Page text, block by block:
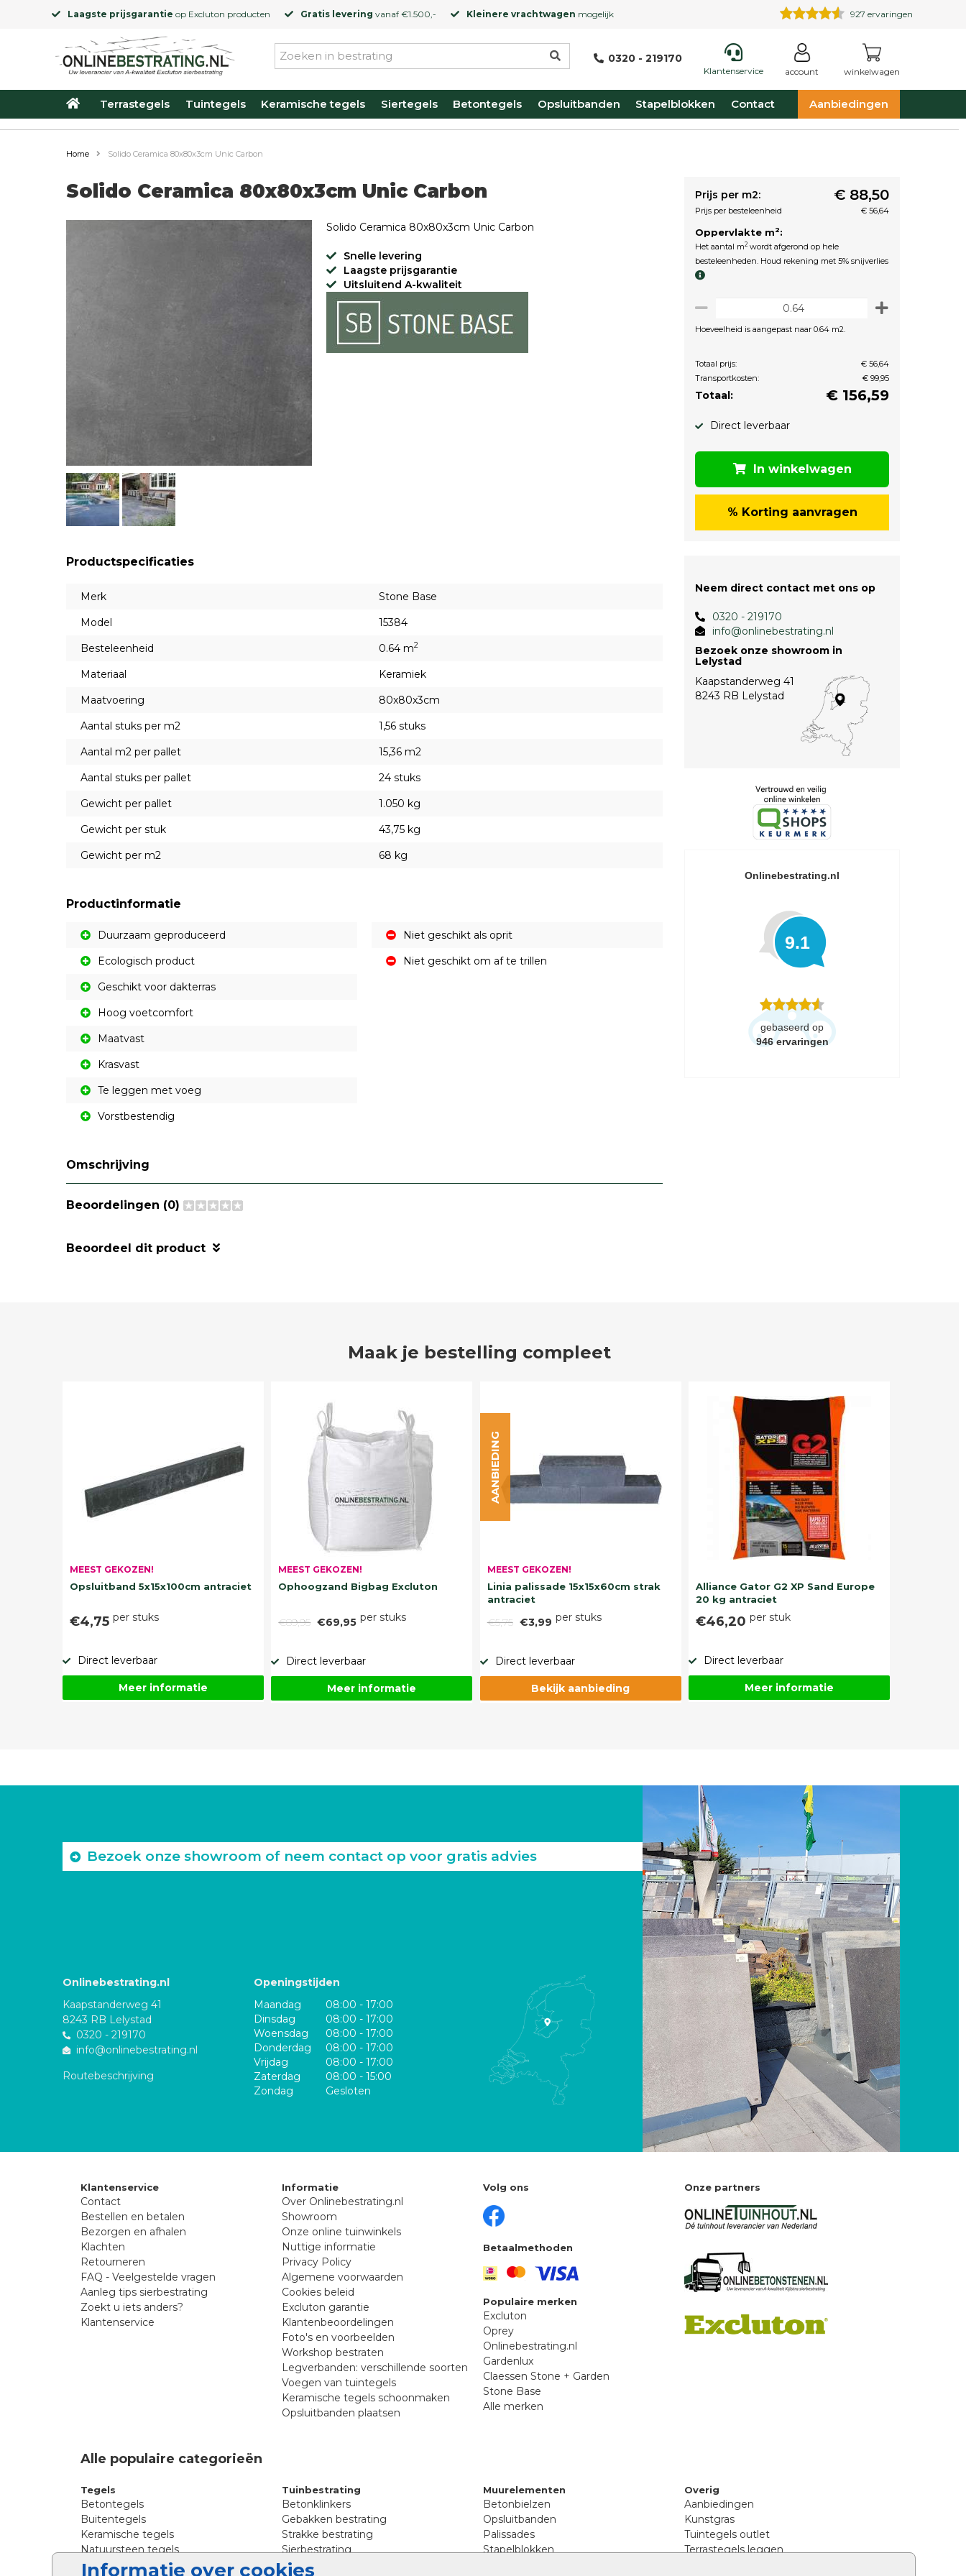
Laagste prijsgarantie op Excluton producten Gratis levering vanaf €1.500,- Kleinere vrachtwagen mogelijk 927 ervaringen
0320 - 219170
Klantenservice account winkelwagen
Terrastegels Tuintegels Keramische tegels Siertegels Betontegels Opsluitbanden Stapelblokken Contact Aanbiedingen
Informatie over cookies
Home Solido Ceramica 80x80x3cm Unic Carbon
Solido Ceramica 80x80x3cm Unic Carbon
Solido Ceramica 80x80x3cm Unic Carbon
Snelle levering
Laagste prijsgarantie
Uitsluitend A-kwaliteit
Productspecificaties
Merk
Stone Base
Model
15384
Besteleenheid
0.64 m2
Materiaal
Keramiek
Maatvoering
80x80x3cm
Aantal stuks per m2
1,56 stuks
Aantal m2 per pallet
15,36 m2
Aantal stuks per pallet
24 stuks
Gewicht per pallet
1.050 kg
Gewicht per stuk
43,75 kg
Gewicht per m2
68 kg
Productinformatie
Duurzaam geproduceerd
Ecologisch product
Geschikt voor dakterras
Hoog voetcomfort
Maatvast
Krasvast
Te leggen met voeg
Vorstbestendig
Niet geschikt als oprit
Niet geschikt om af te trillen
Omschrijving
Beoordelingen (0)
Beoordeel dit product
Prijs per m2: € 88,50
Prijs per besteleenheid € 56,64
Oppervlakte m2:
Het aantal m2 wordt afgerond op hele
besteleenheden. Houd rekening met 5% snijverlies
Hoeveelheid is aangepast naar 0.64 m2.
Totaal prijs:
€ 56,64
Transportkosten:
€ 99,95
Totaal: € 156,59
Direct leverbaar
In winkelwagen
% Korting aanvragen
Neem direct contact met ons op
0320 - 219170
info@onlinebestrating.nl
Bezoek onze showroom in
Lelystad
Kaapstanderweg 41
8243 RB Lelystad
Onlinebestrating.nl
9.1
gebaseerd op
946 ervaringen
Maak je bestelling compleet
MEEST GEKOZEN!
Opsluitband 5x15x100cm antraciet
€4,75 per stuks
Direct leverbaar
Meer informatie
MEEST GEKOZEN!
Ophoogzand Bigbag Excluton
€89,95 €69,95 per stuks
Direct leverbaar
Meer informatie
MEEST GEKOZEN!
Linia palissade 15x15x60cm strak
antraciet
€5,75 €3,99 per stuks
AANBIEDING
Direct leverbaar
Bekijk aanbieding
Alliance Gator G2 XP Sand Europe
20 kg antraciet
€46,20 per stuk
Direct leverbaar
Meer informatie
Bezoek onze showroom of neem contact op voor gratis advies
Onlinebestrating.nl
Kaapstanderweg 41
8243 RB Lelystad
0320 - 219170
info@onlinebestrating.nl
Routebeschrijving
Openingstijden
Maandag
08:00 - 17:00
Dinsdag
08:00 - 17:00
Woensdag
08:00 - 17:00
Donderdag
08:00 - 17:00
Vrijdag
08:00 - 17:00
Zaterdag
08:00 - 15:00
Zondag
Gesloten
Klantenservice
Contact
Bestellen en betalen
Bezorgen en afhalen
Klachten
Retourneren
FAQ - Veelgestelde vragen
Aanleg tips sierbestrating
Zoekt u iets anders?
Klantenservice
Informatie
Over Onlinebestrating.nl
Showroom
Onze online tuinwinkels
Nuttige informatie
Privacy Policy
Algemene voorwaarden
Cookies beleid
Excluton garantie
Klantenbeoordelingen
Foto's en voorbeelden
Workshop bestraten
Legverbanden: verschillende soorten
Voegen van tuintegels
Keramische tegels schoonmaken
Opsluitbanden plaatsen
Volg ons
Betaalmethoden
Populaire merken
Excluton
Oprey
Onlinebestrating.nl
Gardenlux
Claessen Stone + Garden
Stone Base
Alle merken
Onze partners
Alle populaire categorieën
Tegels
Betontegels
Buitentegels
Keramische tegels
Natuursteen tegels
Siertegels
Tuinbestrating
Betonklinkers
Gebakken bestrating
Strakke bestrating
Sierbestrating
Straatklinkers
Muurelementen
Betonbielzen
Opsluitbanden
Palissades
Stapelblokken
Overig
Aanbiedingen
Kunstgras
Tuintegels outlet
Terrastegels leggen